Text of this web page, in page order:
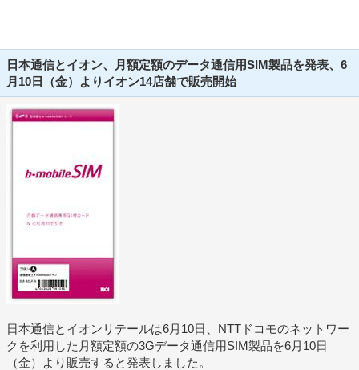
日本通信とイオン、月額定額のデータ通信用SIM製品を発表、6
月10日（金）よりイオン14店舗で販売開始
日本通信とイオンリテールは6月10日、NTTドコモのネットワー
クを利用した月額定額の3Gデータ通信用SIM製品を6月10日
（金）より販売すると発表しました。